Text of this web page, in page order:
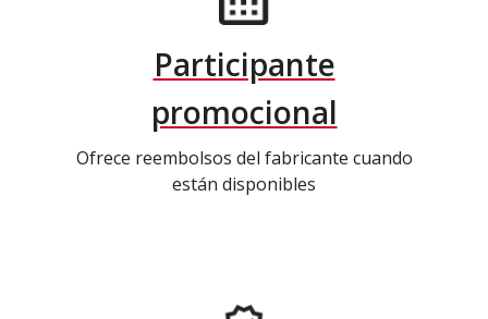
Participante
promocional
Ofrece reembolsos del fabricante cuando
están disponibles